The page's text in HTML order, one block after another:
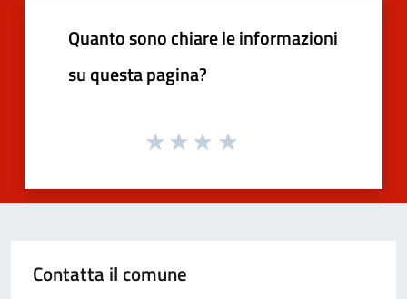
Quanto sono chiare le informazioni
su questa pagina?
Contatta il comune